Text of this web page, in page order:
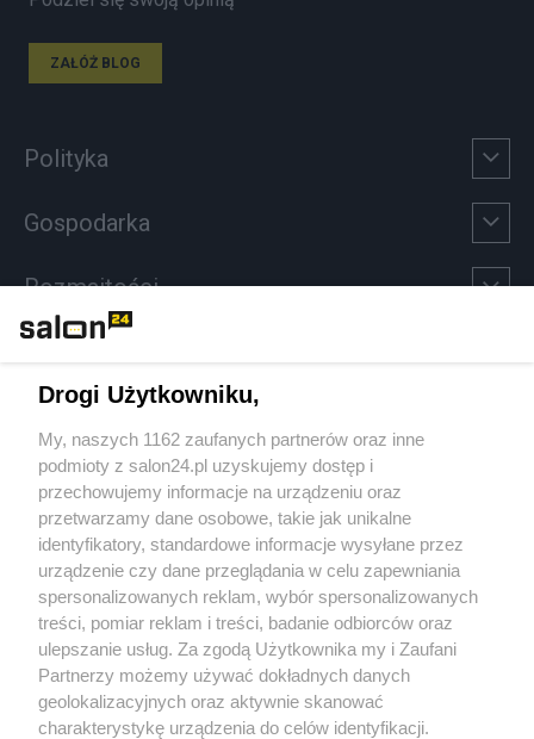
ZAŁÓŻ BLOG
Polityka
Gospodarka
Rozmaitości
Sport
Społeczeństwo
Kultura
X Facebook Instagram Youtube
Drogi Użytkowniku,
My, naszych 1162 zaufanych partnerów oraz inne
podmioty z salon24.pl uzyskujemy dostęp i
przechowujemy informacje na urządzeniu oraz
przetwarzamy dane osobowe, takie jak unikalne
identyfikatory, standardowe informacje wysyłane przez
urządzenie czy dane przeglądania w celu zapewniania
spersonalizowanych reklam, wybór spersonalizowanych
treści, pomiar reklam i treści, badanie odbiorców oraz
ulepszanie usług. Za zgodą Użytkownika my i Zaufani
Partnerzy możemy używać dokładnych danych
geolokalizacyjnych oraz aktywnie skanować
charakterystykę urządzenia do celów identyfikacji.